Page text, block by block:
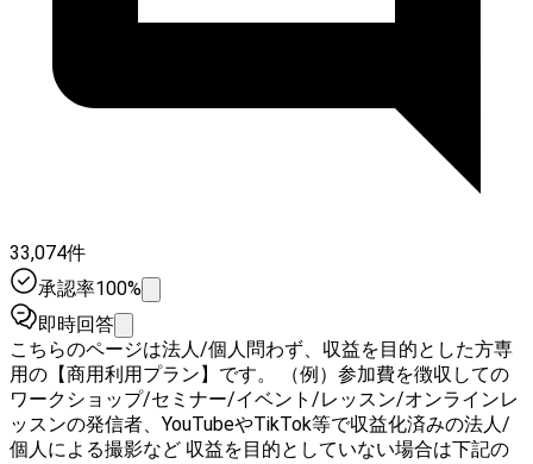
33,074件
承認率100%
即時回答
こちらのページは法人/個人問わず、収益を目的とした方専
用の【商用利用プラン】です。 （例）参加費を徴収しての
ワークショップ/セミナー/イベント/レッスン/オンラインレ
ッスンの発信者、YouTubeやTikTok等で収益化済みの法人/
個人による撮影など 収益を目的としていない場合は下記の